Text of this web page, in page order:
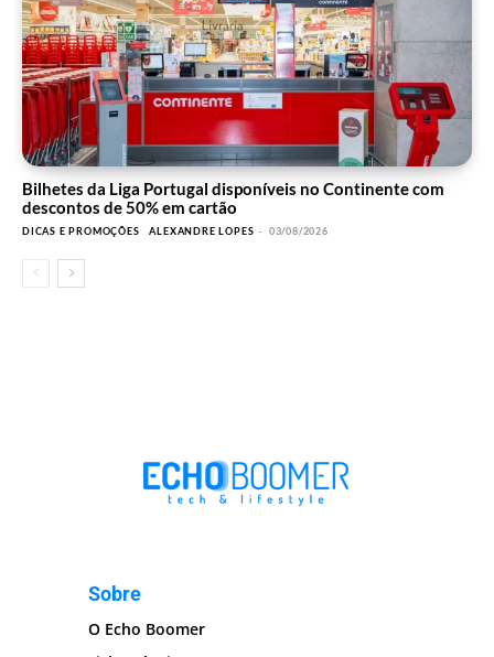
Bilhetes da Liga Portugal disponíveis no Continente com
descontos de 50% em cartão
DICAS E PROMOÇÕES ALEXANDRE LOPES - 03/08/2026
Sobre
O Echo Boomer